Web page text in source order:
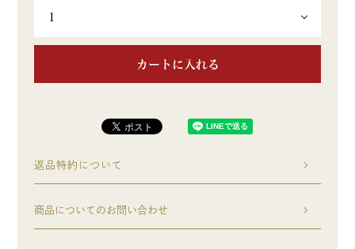
カートに入れる
返品特約について
商品についてのお問い合わせ